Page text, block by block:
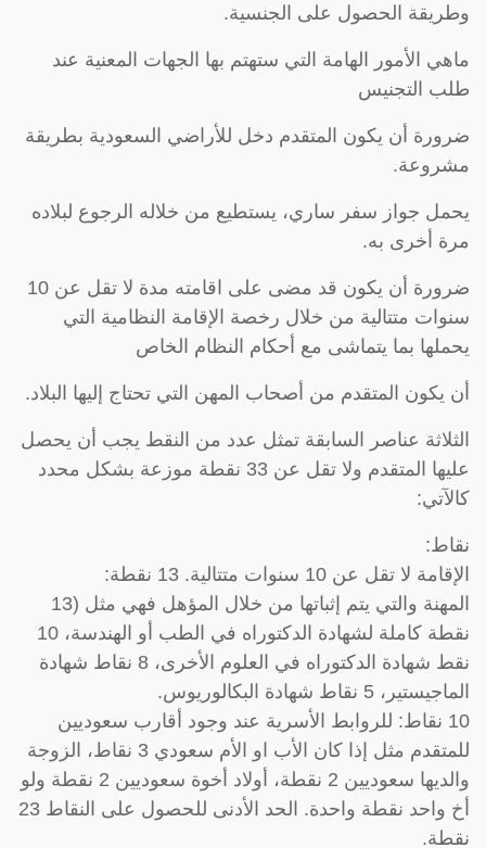
وطريقة الحصول على الجنسية.
ماهي الأمور الهامة التي ستهتم بها الجهات المعنية عند
طلب التجنيس
ضرورة أن يكون المتقدم دخل للأراضي السعودية بطريقة
مشروعة.
يحمل جواز سفر ساري، يستطيع من خلاله الرجوع لبلاده
مرة أخرى به.
ضرورة أن يكون قد مضى على اقامته مدة لا تقل عن 10
سنوات متتالية من خلال رخصة الإقامة النظامية التي
يحملها بما يتماشى مع أحكام النظام الخاص
أن يكون المتقدم من أصحاب المهن التي تحتاج إليها البلاد.
الثلاثة عناصر السابقة تمثل عدد من النقط يجب أن يحصل
عليها المتقدم ولا تقل عن 33 نقطة موزعة بشكل محدد
كالآتي:
نقاط:
الإقامة لا تقل عن 10 سنوات متتالية. 13 نقطة:
المهنة والتي يتم إثباتها من خلال المؤهل فهي مثل (13
نقطة كاملة لشهادة الدكتوراه في الطب أو الهندسة، 10
نقط شهادة الدكتوراه في العلوم الأخرى، 8 نقاط شهادة
الماجيستير، 5 نقاط شهادة البكالوريوس.
10 نقاط: للروابط الأسرية عند وجود أقارب سعوديين
للمتقدم مثل إذا كان الأب او الأم سعودي 3 نقاط، الزوجة
والديها سعوديين 2 نقطة، أولاد أخوة سعوديين 2 نقطة ولو
أخ واحد نقطة واحدة. الحد الأدنى للحصول على النقاط 23
نقطة.